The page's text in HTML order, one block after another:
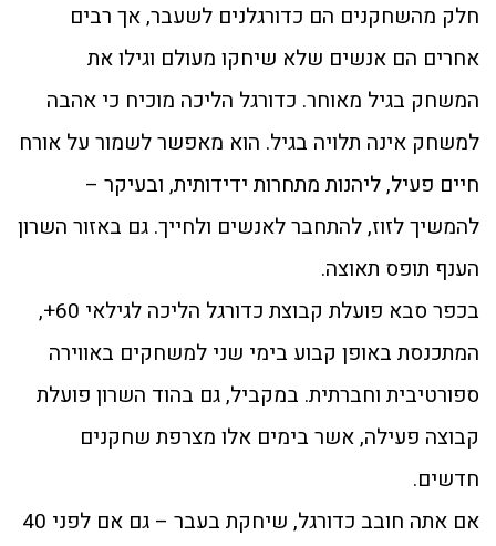
חלק מהשחקנים הם כדורגלנים לשעבר, אך רבים
אחרים הם אנשים שלא שיחקו מעולם וגילו את
המשחק בגיל מאוחר. כדורגל הליכה מוכיח כי אהבה
למשחק אינה תלויה בגיל. הוא מאפשר לשמור על אורח
חיים פעיל, ליהנות מתחרות ידידותית, ובעיקר –
להמשיך לזוז, להתחבר לאנשים ולחייך. גם באזור השרון
הענף תופס תאוצה.
בכפר סבא פועלת קבוצת כדורגל הליכה לגילאי 60+,
המתכנסת באופן קבוע בימי שני למשחקים באווירה
ספורטיבית וחברתית. במקביל, גם בהוד השרון פועלת
קבוצה פעילה, אשר בימים אלו מצרפת שחקנים
חדשים.
אם אתה חובב כדורגל, שיחקת בעבר – גם אם לפני 40